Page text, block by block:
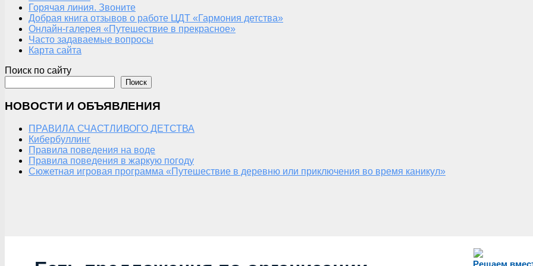
Горячая линия. Звоните
Добрая книга отзывов о работе ЦДТ «Гармония детства»
Онлайн-галерея «Путешествие в прекрасное»
Часто задаваемые вопросы
Карта сайта
Поиск по сайту
Поиск
НОВОСТИ И ОБЪЯВЛЕНИЯ
ПРАВИЛА СЧАСТЛИВОГО ДЕТСТВА
Кибербуллинг
Правила поведения на воде
Правила поведения в жаркую погоду
Сюжетная игровая программа «Путешествие в деревню или приключения во время каникул»